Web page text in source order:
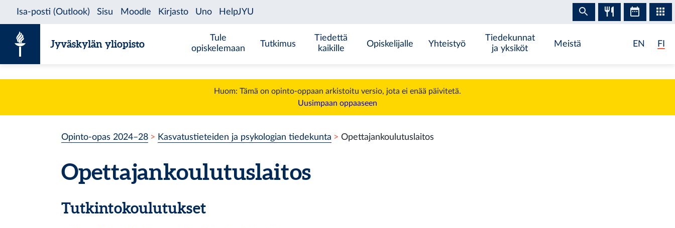
Jyväskylän yliopisto
Tule
opiskelemaan
Tutkimus
Tiedettä
kaikille
Opiskelijalle Yhteistyö
Tiedekunnat
ja yksiköt
Meistä EN FI
Huom: Tämä on opinto-oppaan arkistoitu versio, jota ei enää päivitetä.
Uusimpaan oppaaseen
Opinto-opas 2024–28 Kasvatustieteiden ja psykologian tiedekunta Opettajankoulutuslaitos
Opettajankoulutuslaitos
Tutkintokoulutukset